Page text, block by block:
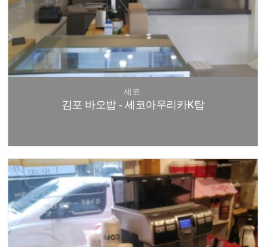
세코
김포 바오밥 - 세코아우리카K탑